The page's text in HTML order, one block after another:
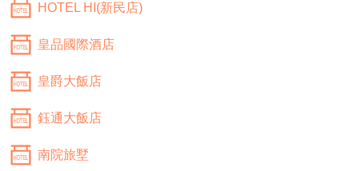
HOTEL HI(新民店)
皇品國際酒店
皇爵大飯店
鈺通大飯店
南院旅墅